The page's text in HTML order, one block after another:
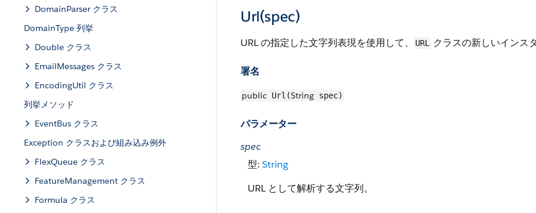
DomainParser クラス
DomainType 列挙
Double クラス
EmailMessages クラス
EncodingUtil クラス
列挙メソッド
EventBus クラス
Exception クラスおよび組み込み例外
FlexQueue クラス
FeatureManagement クラス
Formula クラス
Url(spec)
URL の指定した文字列表現を使用して、 URL クラスの新しいインス
署名
public Url(String spec)
パラメーター
spec
型: String
URL として解析する文字列。